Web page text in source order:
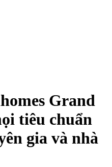
Grand
tiêu chuẩn
gia và nhà